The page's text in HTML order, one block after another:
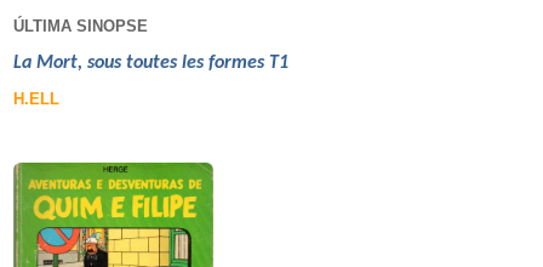
ÚLTIMA SINOPSE
La Mort, sous toutes les formes T1
H.ELL